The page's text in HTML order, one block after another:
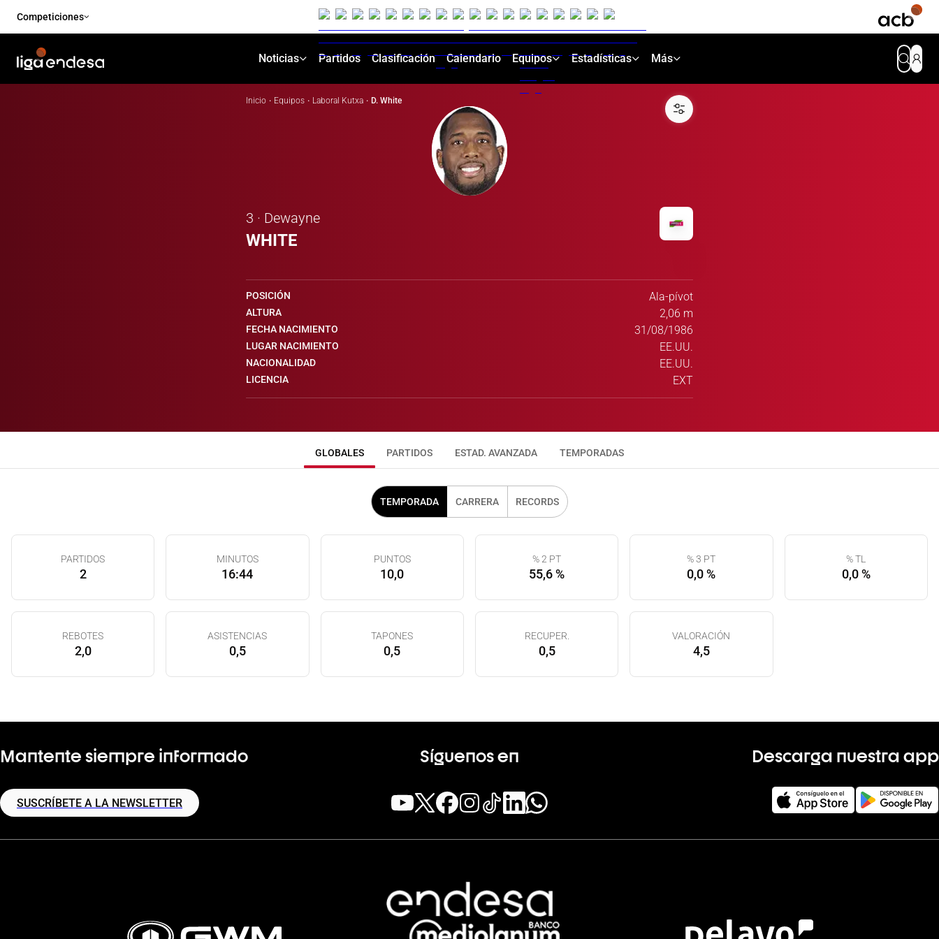
Competiciones
Noticias Partidos Clasificación Calendario Equipos Estadísticas Más
Inicio · Equipos · Laboral Kutxa · D. White
3 · Dewayne
WHITE
POSICIÓN Ala-pívot
ALTURA 2,06 m
FECHA NACIMIENTO 31/08/1986
LUGAR NACIMIENTO EE.UU.
NACIONALIDAD EE.UU.
LICENCIA EXT
GLOBALES PARTIDOS ESTAD. AVANZADA TEMPORADAS
TEMPORADA CARRERA RECORDS
PARTIDOS
2
MINUTOS
16:44
PUNTOS
10,0
% 2 PT
55,6 %
% 3 PT
0,0 %
% TL
0,0 %
REBOTES
2,0
ASISTENCIAS
0,5
TAPONES
0,5
RECUPER.
0,5
VALORACIÓN
4,5
Mantente siempre informado
SUSCRÍBETE A LA NEWSLETTER
Síguenos en Descarga nuestra app